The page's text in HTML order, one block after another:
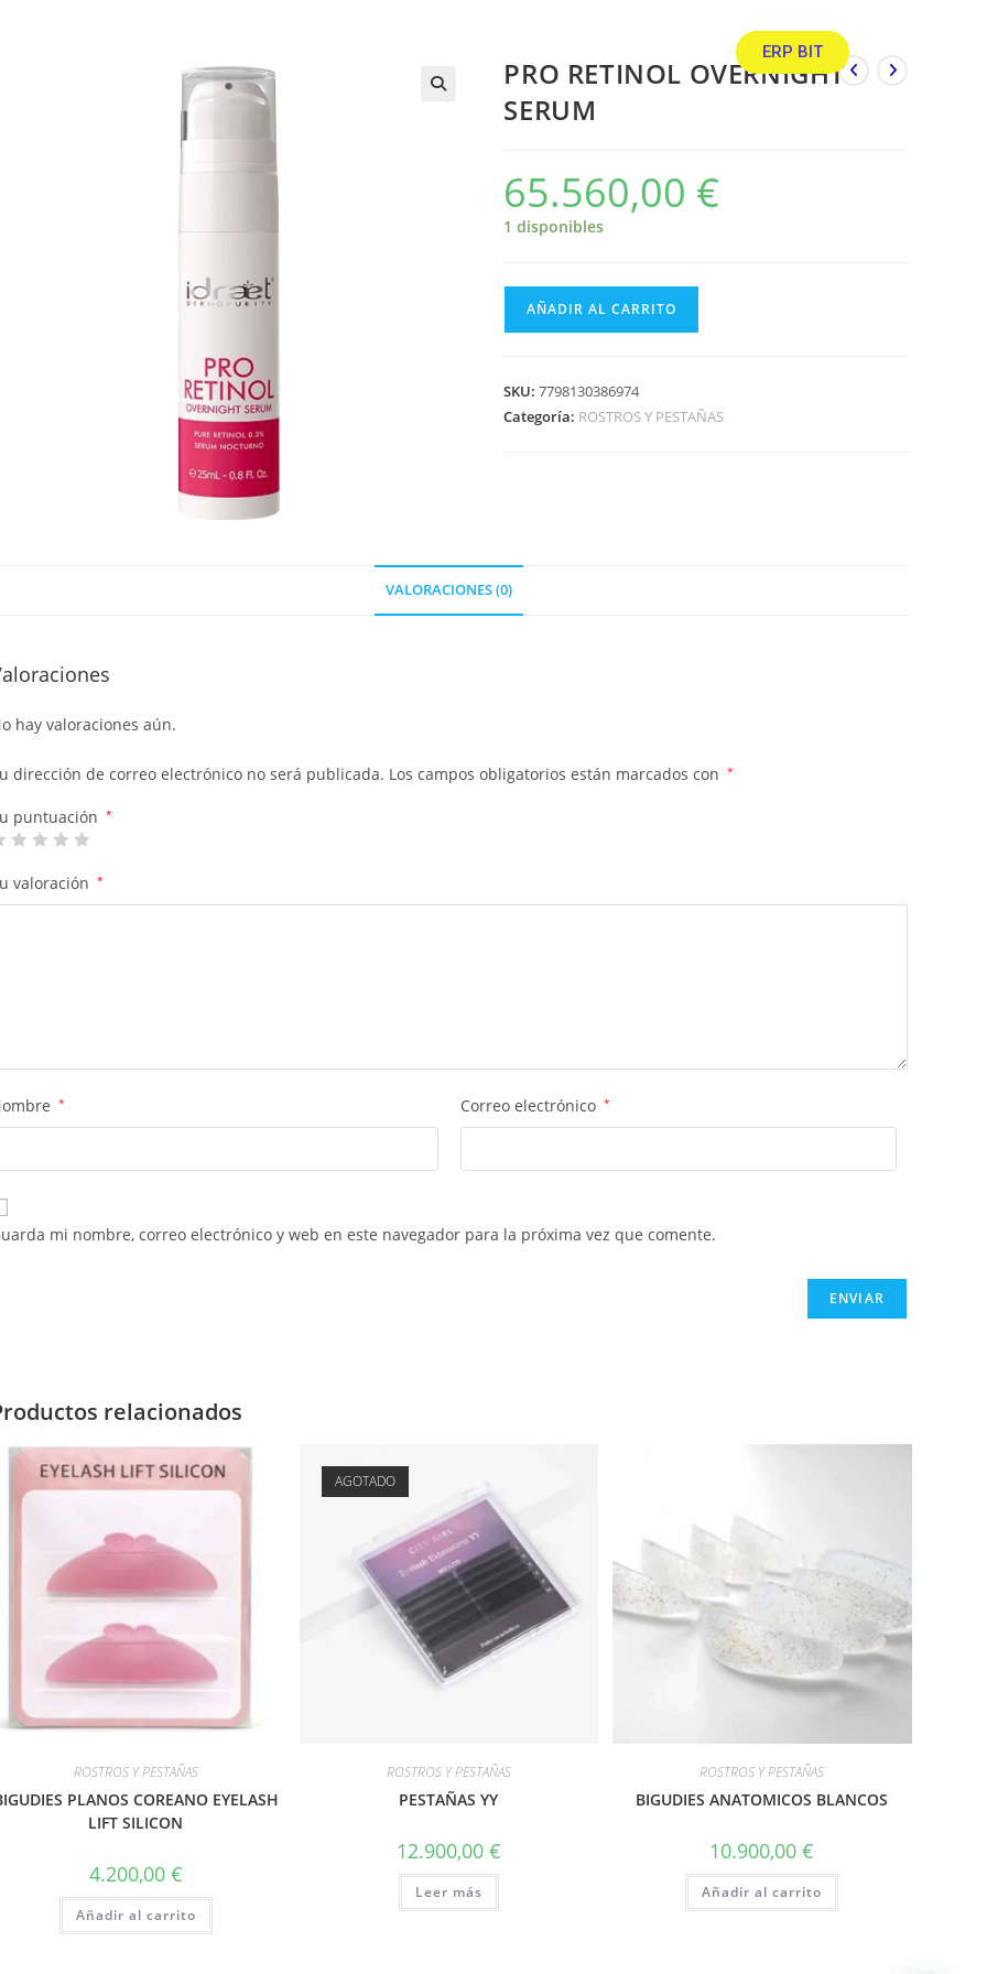
ERP BIT
PRO RETINOL OVERNIGHT
SERUM
65.560,00 €
1 disponibles
AÑADIR AL CARRITO
SKU:7798130386974
Categoría: ROSTROS Y PESTAÑAS
VALORACIONES (0)
hay valoraciones aún.
dirección de correo electrónico no será publicada. Los campos obligatorios están marcados con *
puntuación *
valoración *
* Correo electrónico *
mi nombre, correo electrónico y web en este navegador para la próxima vez que comente.
relacionados
ROSTROS Y PESTAÑAS
PLANOS COREANO EYELASH
LIFT SILICON
4.200,00 €
Añadir al carrito
AGOTADO
ROSTROS Y PESTAÑAS
PESTAÑAS YY
12.900,00 €
Leer más
ROSTROS Y PESTAÑAS
BIGUDIES ANATOMICOS BLANCOS
10.900,00€
Añadir al carrito